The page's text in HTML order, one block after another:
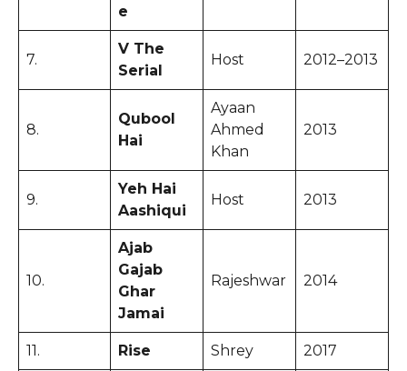
e
7.
V The
Serial
Host 2012–2013
8.
Qubool
Hai
Ayaan
Ahmed
Khan
2013
9.
Yeh Hai
Aashiqui
Host 2013
10.
Ajab
Gajab
Ghar
Jamai
Rajeshwar 2014
11. Rise Shrey 2017